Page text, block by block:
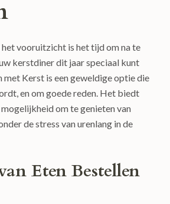
vooruitzicht is het tijd om na te
kerstdiner dit jaar speciaal kunt
met Kerst is een geweldige optie die
en om goede reden. Het biedt
om te genieten van
de stress van urenlang in de
Eten Bestellen